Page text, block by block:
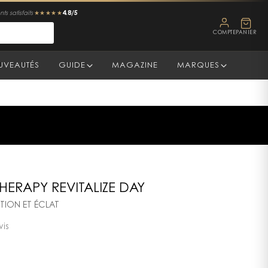
satisfaits ★★★★★ 4.8/5
COMPTE PANIER
GUIDE MAGAZINE MARQUES
REVITALIZE DAY
ET ÉCLAT